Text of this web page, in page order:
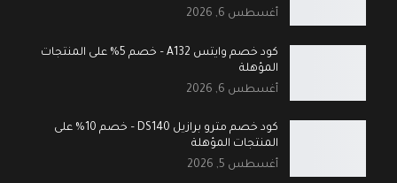
أغسطس 6, 2026
كود خصم وايتس A132 – خصم 5% على المنتجات
المؤهلة
أغسطس 6, 2026
كود خصم مترو برازيل DS140 – خصم 10% على
المنتجات المؤهلة
أغسطس 5, 2026